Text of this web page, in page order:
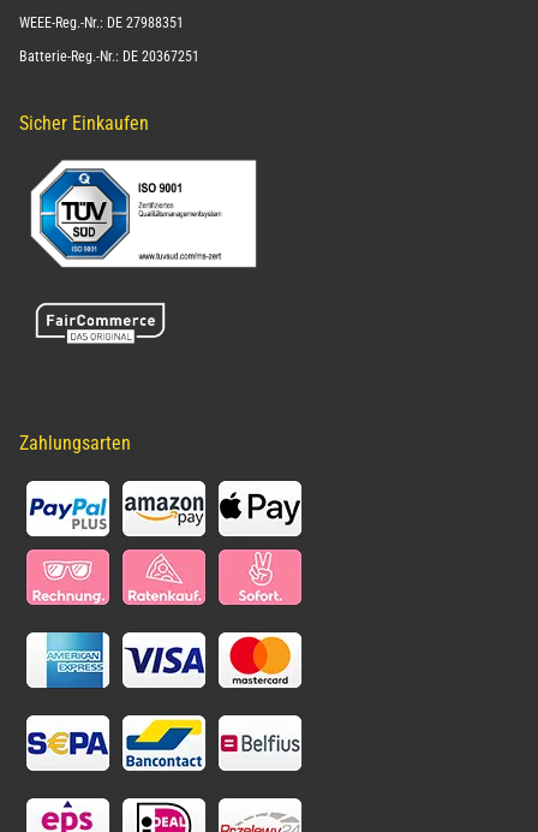
WEEE-Reg.-Nr.: DE 27988351
Batterie-Reg.-Nr.: DE 20367251
Sicher Einkaufen
Zahlungsarten